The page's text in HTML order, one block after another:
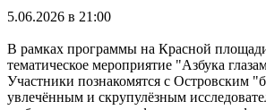
5.06.2026 в 21:00
В рамках программы на Красной
тематическое мероприятие "Азбука
Участники познакомятся с Островским
увлечённым и скрупулёзным